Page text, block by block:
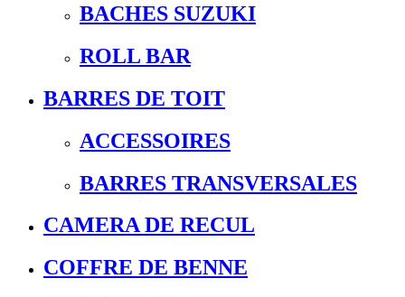
BACHES SUZUKI
ROLL BAR
BARRES DE TOIT
ACCESSOIRES
BARRES TRANSVERSALES
CAMERA DE RECUL
COFFRE DE BENNE